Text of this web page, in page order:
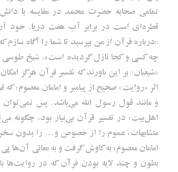
تمامی صحابه‌ حضرت محمد در مقایسه با
قطره‌ای است در برابر آب هفت دریا. خود
«درباره‌ قرآن از من بپرسید تا شما را آگاه سازم
چه کسی و کجا نازل گردیده است». شیخ
«شیعیان» بر این باورند که تفسیر قرآن هرگز
اثر «روایت» صحیح از پیامبر و امامان
و مانند قول رسول الله می‌باشد. پس
اهل‌بیت: در تفسیر قرآن بی‌نیاز بود، چگونه
متشابهات، عموم را از خصوص و… را بدون
امامان معصوم: به کاوش گرفت و به معانی آن‌ها پی
بطون و چند لایه بودن قرآن که در روایت‌ها